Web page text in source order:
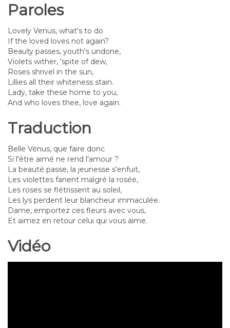
Paroles
Lovely Venus, what's to do
If the loved loves not again?
Beauty passes, youth's undone,
Violets wither, 'spite of dew,
Roses shrivel in the sun,
Lillies all their whiteness stain.
Lady, take these home to you,
And who loves thee, love again.
Traduction
Belle Vénus, que faire donc
Si l'être aimé ne rend l'amour ?
La beauté passe, la jeunesse s'enfuit,
Les violettes fanent malgré la rosée,
Les roses se flétrissent au soleil,
Les lys perdent leur blancheur immaculée.
Dame, emportez ces fleurs avec vous,
Et aimez en retour celui qui vous aime.
Vidéo